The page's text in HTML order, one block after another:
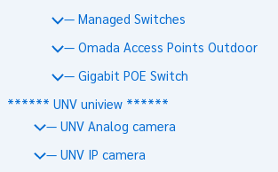
— Managed Switches
— Omada Access Points Outdoor
— Gigabit POE Switch
****** UNV uniview ******
— UNV Analog camera
— UNV IP camera